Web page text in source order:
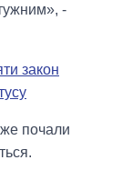
-
закон
почали